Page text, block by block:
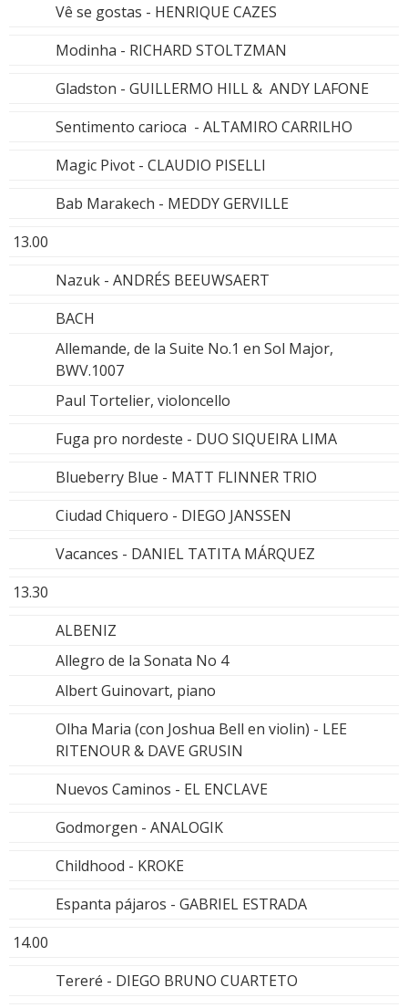
Vê se gostas - HENRIQUE CAZES
Modinha - RICHARD STOLTZMAN
Gladston - GUILLERMO HILL & ANDY LAFONE
Sentimento carioca - ALTAMIRO CARRILHO
Magic Pivot - CLAUDIO PISELLI
Bab Marakech - MEDDY GERVILLE
13.00
Nazuk - ANDRÉS BEEUWSAERT
BACH
Allemande, de la Suite No.1 en Sol Major,
BWV.1007
Paul Tortelier, violoncello
Fuga pro nordeste - DUO SIQUEIRA LIMA
Blueberry Blue - MATT FLINNER TRIO
Ciudad Chiquero - DIEGO JANSSEN
Vacances - DANIEL TATITA MÁRQUEZ
13.30
ALBENIZ
Allegro de la Sonata No 4
Albert Guinovart, piano
Olha Maria (con Joshua Bell en violin) - LEE
RITENOUR & DAVE GRUSIN
Nuevos Caminos - EL ENCLAVE
Godmorgen - ANALOGIK
Childhood - KROKE
Espanta pájaros - GABRIEL ESTRADA
14.00
Tereré - DIEGO BRUNO CUARTETO